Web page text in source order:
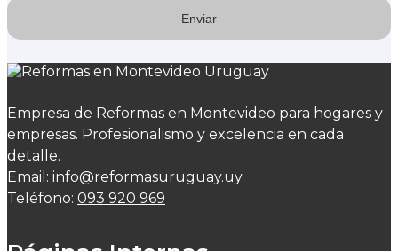
Empresa de Reformas en Montevideo para hogares y
empresas. Profesionalismo y excelencia en cada
detalle.
Email: info@reformasuruguay.uy
Teléfono: 093 920 969